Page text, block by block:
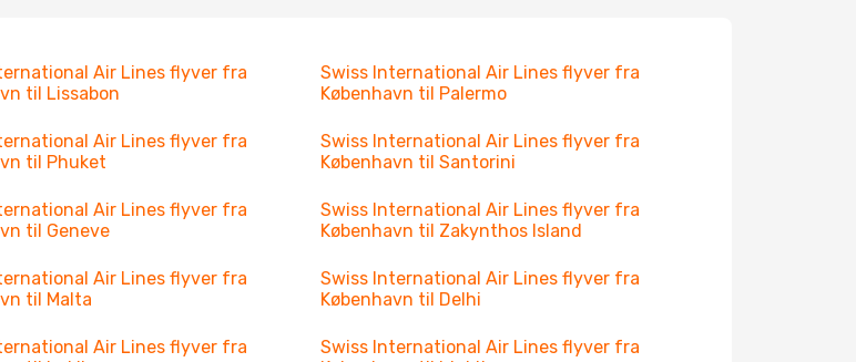
Air Lines flyver fra
til Lissabon
Swiss International Air Lines flyver fra
København til Palermo
Air Lines flyver fra
til Phuket
Swiss International Air Lines flyver fra
København til Santorini
Air Lines flyver fra
til Geneve
Swiss International Air Lines flyver fra
København til Zakynthos Island
Air Lines flyver fra
til Malta
Swiss International Air Lines flyver fra
København til Delhi
Air Lines flyver fra
Swiss International Air Lines flyver fra